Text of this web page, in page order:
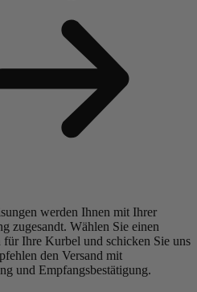
werden Ihnen mit Ihrer
zugesandt. Wählen Sie einen
für Ihre Kurbel und schicken Sie uns
den Versand mit
und Empfangsbestätigung.